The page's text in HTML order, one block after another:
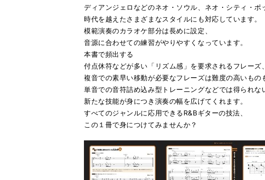
ディアンジェロなどのネオ・ソウル、ネオ・シティ・ポ
時代を越えたさまざまなスタイルにも対応しています。
模範演奏のカラオケ部分は長めに設定、
音源に合わせての練習がやりやすくなっています。
本書で頻出する
付点休符などが多い「リズム感」を要求されるフレーズ、
複音での素早い移動が必要なフレーズは難度の高いもの
単音での音符詰め込み型トレーニングなどでは得られな
新たな技能が身につき演奏の幅を広げてくれます。
すべてのジャンルに応用できるR&Bギターの技法、
この１冊で身につけてみませんか？